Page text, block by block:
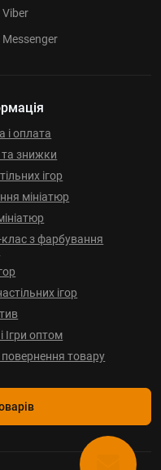
і оплата
знижки
ігор
мініатюр
з фарбування
ігор
Ігри оптом
повернення товару
Viber
Messenger